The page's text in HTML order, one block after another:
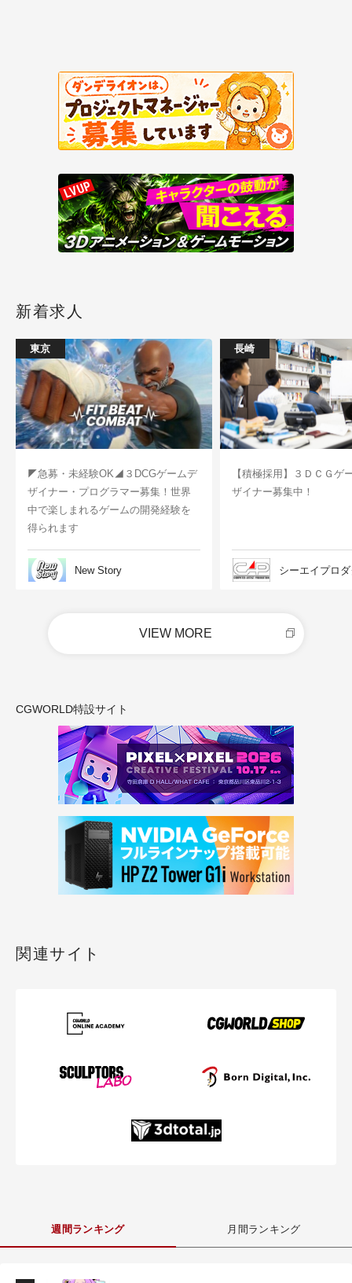
新着求人
東京
◤急募・未経験OK◢３DCGゲームデ
ザイナー・プログラマー募集！世界
中で楽しまれるゲームの開発経験を
得られます
New Story
長崎
【積極採用】３ＤＣＧゲ
ザイナー募集中！
シーエイプロ
VIEW MORE
CGWORLD特設サイト
関連サイト
週間ランキング 月間ランキング